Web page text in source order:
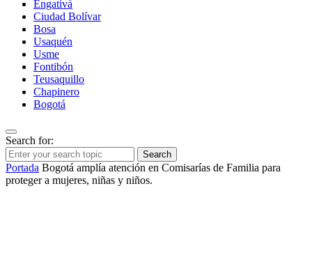
Engativá
Ciudad Bolívar
Bosa
Usaquén
Usme
Fontibón
Teusaquillo
Chapinero
Bogotá
Search for:
Search
Portada Bogotá amplía atención en Comisarías de Familia para
proteger a mujeres, niñas y niños.